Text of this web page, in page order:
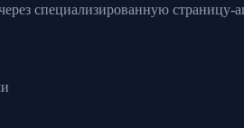
специализированную страницу-